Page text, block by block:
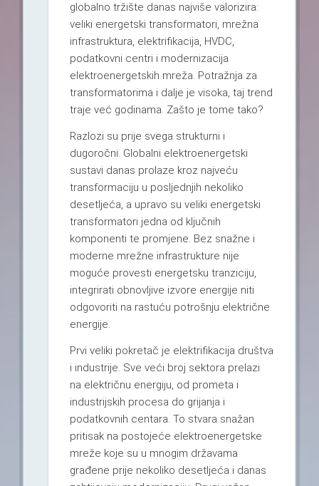
globalno tržište danas najviše valorizira:
veliki energetski transformatori, mrežna
infrastruktura, elektrifikacija, HVDC,
podatkovni centri i modernizacija
elektroenergetskih mreža. Potražnja za
transformatorima i dalje je visoka, taj trend
traje već godinama. Zašto je tome tako?
Razlozi su prije svega strukturni i
dugoročni. Globalni elektroenergetski
sustavi danas prolaze kroz najveću
transformaciju u posljednjih nekoliko
desetljeća, a upravo su veliki energetski
transformatori jedna od ključnih
komponenti te promjene. Bez snažne i
moderne mrežne infrastrukture nije
moguće provesti energetsku tranziciju,
integrirati obnovljive izvore energije niti
odgovoriti na rastuću potrošnju električne
energije.
Prvi veliki pokretač je elektrifikacija društva
i industrije. Sve veći broj sektora prelazi
na električnu energiju, od prometa i
industrijskih procesa do grijanja i
podatkovnih centara. To stvara snažan
pritisak na postojeće elektroenergetske
mreže koje su u mnogim državama
građene prije nekoliko desetljeća i danas